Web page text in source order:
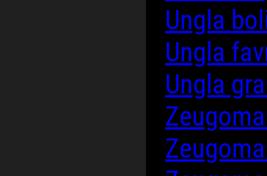
Ungla
Ungla
Ungla